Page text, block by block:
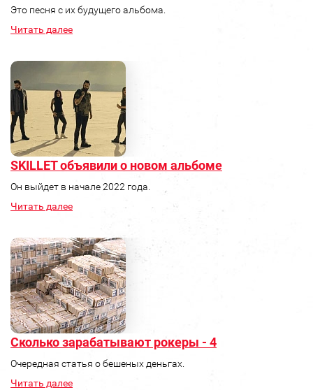
Это песня с их будущего альбома.
Читать далее
SKILLET объявили о новом альбоме
Он выйдет в начале 2022 года.
Читать далее
Сколько зарабатывают рокеры - 4
Очередная статья о бешеных деньгах.
Читать далее